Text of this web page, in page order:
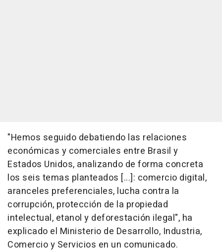
"Hemos seguido debatiendo las relaciones
económicas y comerciales entre Brasil y
Estados Unidos, analizando de forma concreta
los seis temas planteados [...]: comercio digital,
aranceles preferenciales, lucha contra la
corrupción, protección de la propiedad
intelectual, etanol y deforestación ilegal", ha
explicado el Ministerio de Desarrollo, Industria,
Comercio y Servicios en un comunicado.